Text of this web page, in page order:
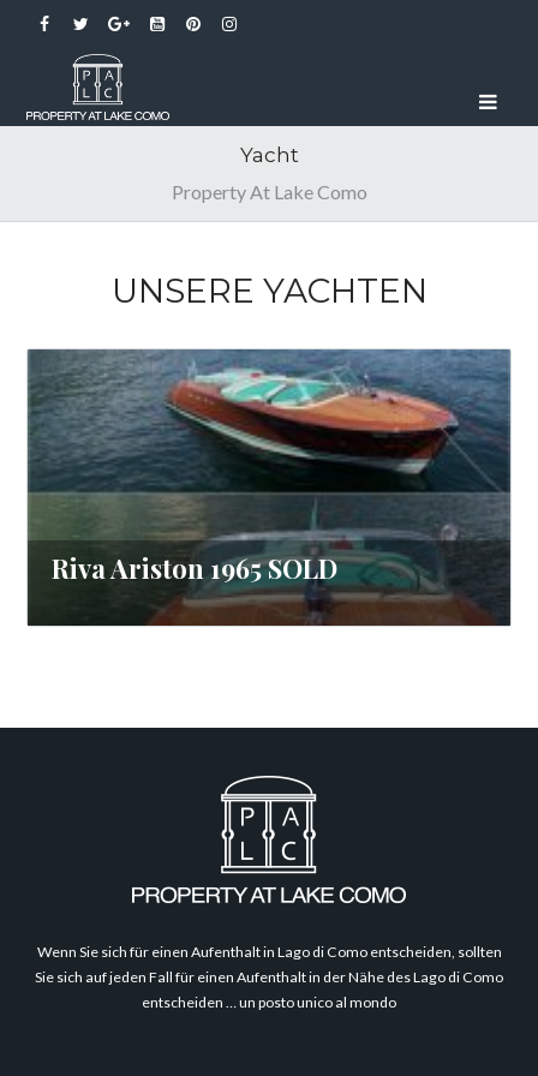
Yacht
Property At Lake Como
UNSERE YACHTEN
Riva Ariston 1965 SOLD
Philosophie
Wenn Sie sich für einen Aufenthalt in Lago di Como entscheiden, sollten
Sie sich auf jeden Fall für einen Aufenthalt in der Nähe des Lago di Como
entscheiden … un posto unico al mondo